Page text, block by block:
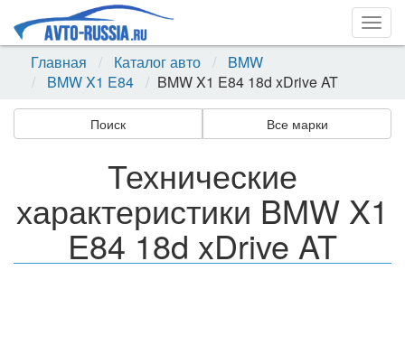
Главная
Каталог авто
BMW
BMW X1 E84
BMW X1 E84 18d xDrive AT
Поиск Все марки
Технические
характеристики BMW X1
E84 18d xDrive AT